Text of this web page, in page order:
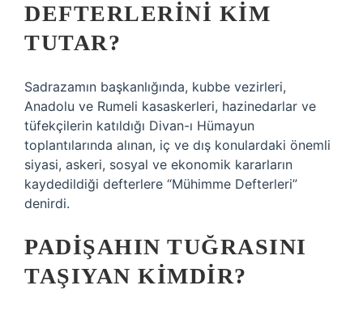
DEFTERLERINI KIM
TUTAR?
Sadrazamın başkanlığında, kubbe vezirleri,
Anadolu ve Rumeli kasaskerleri, hazinedarlar ve
tüfekçilerin katıldığı Divan-ı Hümayun
toplantılarında alınan, iç ve dış konulardaki önemli
siyasi, askeri, sosyal ve ekonomik kararların
kaydedildiği defterlere “Mühimme Defterleri”
denirdi.
PADIŞAHIN TUĞRASINI
TAŞIYAN KIMDIR?